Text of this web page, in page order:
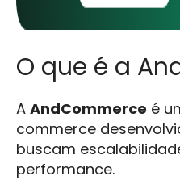
O que é a
A AndCommerce é
commerce
buscam
performance.